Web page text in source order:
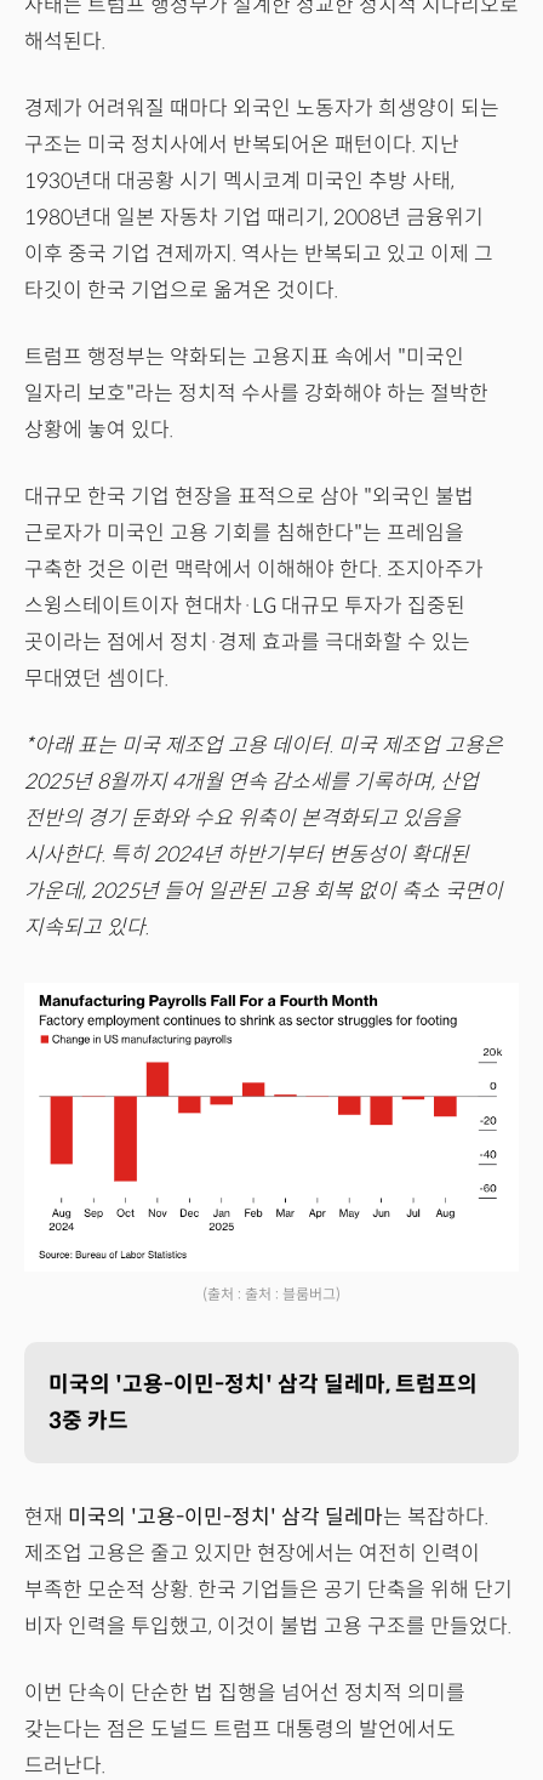
사태는 트럼프 행정부가 설계한 정교한 정치적 시나리오로
해석된다.
경제가 어려워질 때마다 외국인 노동자가 희생양이 되는
구조는 미국 정치사에서 반복되어온 패턴이다. 지난
1930년대 대공황 시기 멕시코계 미국인 추방 사태,
1980년대 일본 자동차 기업 때리기, 2008년 금융위기
이후 중국 기업 견제까지. 역사는 반복되고 있고 이제 그
타깃이 한국 기업으로 옮겨온 것이다.
트럼프 행정부는 약화되는 고용지표 속에서 "미국인
일자리 보호"라는 정치적 수사를 강화해야 하는 절박한
상황에 놓여 있다.
대규모 한국 기업 현장을 표적으로 삼아 "외국인 불법
근로자가 미국인 고용 기회를 침해한다"는 프레임을
구축한 것은 이런 맥락에서 이해해야 한다. 조지아주가
스윙스테이트이자 현대차·LG 대규모 투자가 집중된
곳이라는 점에서 정치·경제 효과를 극대화할 수 있는
무대였던 셈이다.
*아래 표는 미국 제조업 고용 데이터. 미국 제조업 고용은
2025년 8월까지 4개월 연속 감소세를 기록하며, 산업
전반의 경기 둔화와 수요 위축이 본격화되고 있음을
시사한다. 특히 2024년 하반기부터 변동성이 확대된
가운데, 2025년 들어 일관된 고용 회복 없이 축소 국면이
지속되고 있다.
(출처 : 출처 : 블룸버그)
미국의 '고용-이민-정치' 삼각 딜레마, 트럼프의
3중 카드
현재 미국의 '고용-이민-정치' 삼각 딜레마는 복잡하다.
제조업 고용은 줄고 있지만 현장에서는 여전히 인력이
부족한 모순적 상황. 한국 기업들은 공기 단축을 위해 단기
비자 인력을 투입했고, 이것이 불법 고용 구조를 만들었다.
이번 단속이 단순한 법 집행을 넘어선 정치적 의미를
갖는다는 점은 도널드 트럼프 대통령의 발언에서도
드러난다.